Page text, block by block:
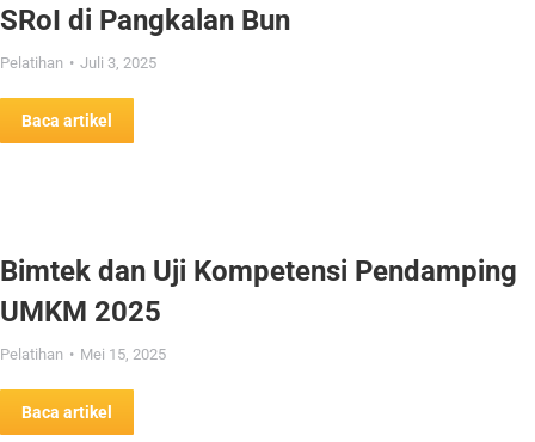
SRoI di Pangkalan Bun
Pelatihan Juli 3, 2025
Baca artikel
Bimtek dan Uji Kompetensi Pendamping
UMKM 2025
Pelatihan Mei 15, 2025
Baca artikel